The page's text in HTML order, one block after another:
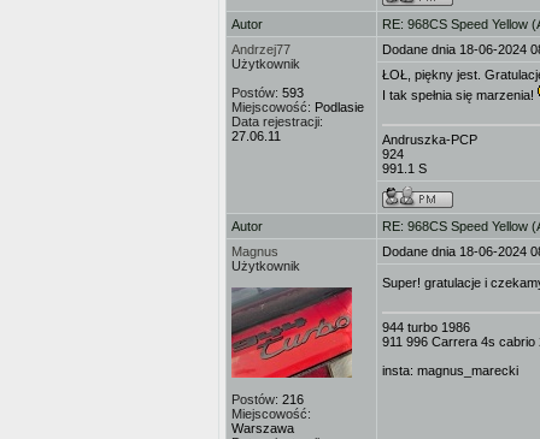
Autor
RE: 968CS Speed Yellow
Andrzej77
Użytkownik
Postów: 593
Miejscowość: Podlasie
Data rejestracji:
27.06.11
Dodane dnia 18-06-2024
ŁOŁ, piękny jest.
I tak spełnia się marzenia!
Andruszka-PCP
924
991.1 S
Autor
RE: 968CS Speed Yellow
Magnus
Użytkownik
Postów: 216
Miejscowość:
Warszawa
Dodane dnia 18-06-2024
Super! gratulacje i
944 turbo 1986
911 996 Carrera 4s cabrio
insta: magnus_marecki